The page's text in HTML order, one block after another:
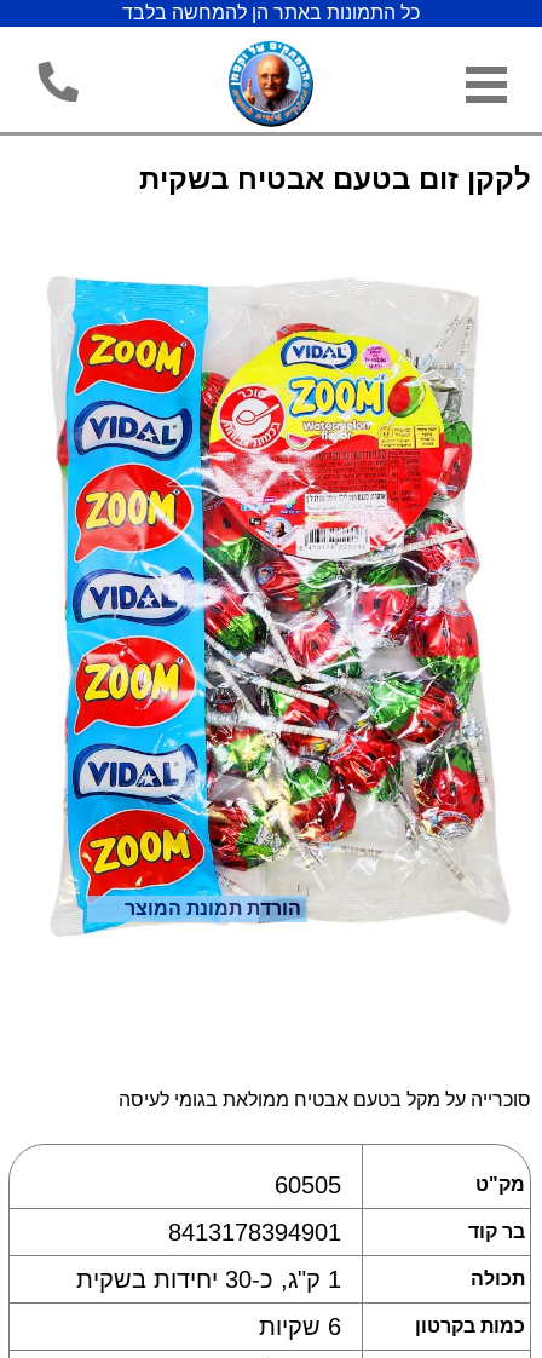
כל התמונות באתר הן להמחשה בלבד
לקקן זום בטעם אבטיח בשקית
הורדת תמונת המוצר
סוכרייה על מקל בטעם אבטיח ממולאת בגומי לעיסה
מק"ט 60505
בר קוד 8413178394901
תכולה 1 ק"ג, כ-30 יחידות בשקית
כמות בקרטון 6 שקיות